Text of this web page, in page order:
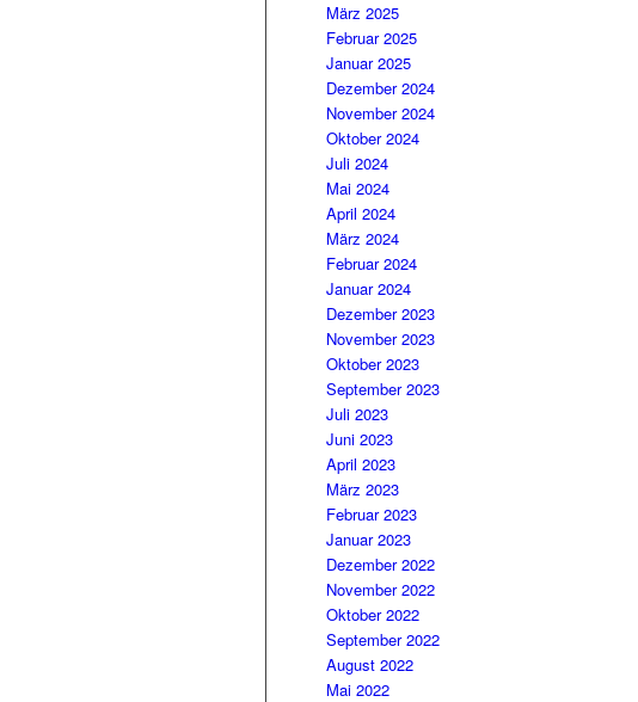
März 2025
Februar 2025
Januar 2025
Dezember 2024
November 2024
Oktober 2024
Juli 2024
Mai 2024
April 2024
März 2024
Februar 2024
Januar 2024
Dezember 2023
November 2023
Oktober 2023
September 2023
Juli 2023
Juni 2023
April 2023
März 2023
Februar 2023
Januar 2023
Dezember 2022
November 2022
Oktober 2022
September 2022
August 2022
Mai 2022